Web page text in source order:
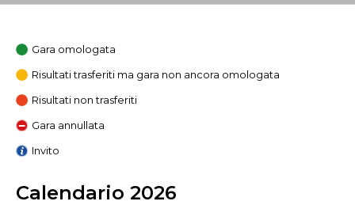
Gara omologata
Risultati trasferiti ma gara non ancora omologata
Risultati non trasferiti
Gara annullata
Invito
Calendario 2026